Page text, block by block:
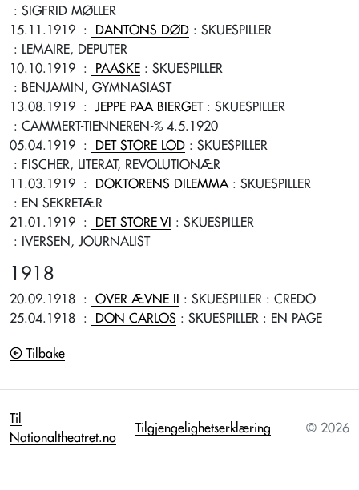
: SIGFRID MØLLER
15.11.1919 : DANTONS DØD : SKUESPILLER
: LEMAIRE, DEPUTER
10.10.1919 : PAASKE : SKUESPILLER
: BENJAMIN, GYMNASIAST
13.08.1919 : JEPPE PAA BIERGET: SKUESPILLER
: CAMMERT-TIENNEREN-% 4.5.1920
05.04.1919 : DET STORE LOD : SKUESPILLER
: FISCHER, LITERAT, REVOLUTIONÆR
11.03.1919 : DOKTORENS DILEMMA : SKUESPILLER
: EN SEKRETÆR
21.01.1919 : DET STORE VI
: SKUESPILLER
: IVERSEN, JOURNALIST
1918
20.09.1918 : OVER ÆVNE II : SKUESPILLER : CREDO
25.04.1918 : DON CARLOS : SKUESPILLER : EN PAGE
Tilbake
Til
Nationaltheatret.no
Tilgjengelighetserklæring © 2026